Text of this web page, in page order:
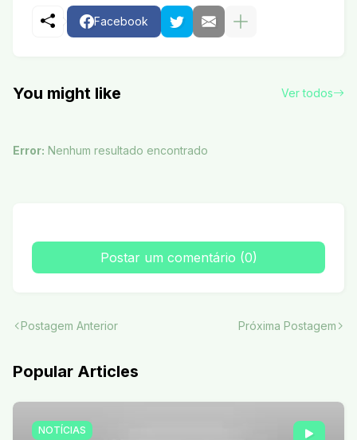
Facebook
You might like Ver todos
Error: Nenhum resultado encontrado
Postar um comentário (0)
Postagem Anterior Próxima Postagem
Popular Articles
NOTÍCIAS